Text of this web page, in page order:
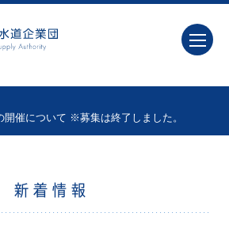
開催について ※募集は終了しました。
新着情報